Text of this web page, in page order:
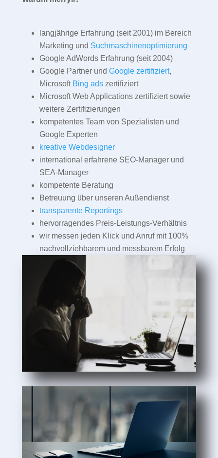
langjährige Erfahrung (seit 2001) im Bereich
Marketing und Suchmaschinenoptimierung
Google AdWords Erfahrung (seit 2004)
Google Partner und Google zertifiziert,
Microsoft Bing adszertifiziert
Microsoft Web Applications zertifiziert sowie
weitere Zertifizierungen
kompetentes Team von Spezialisten und
Google Experten
kreative Webdesigner
international erfahrene SEO-Manager und
SEA-Manager
kompetente Beratung
Betreuung über unseren Außendienst
transparente Reportings
hervorragendes Preis-Leistungs-Verhältnis
wir messen jeden Klick und Anruf mit 100%
nachvollziehbarem und messbarem Erfolg